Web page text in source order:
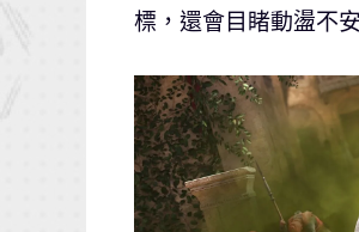
標，還會目睹動盪不